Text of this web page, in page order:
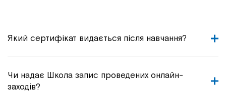
Який сертифікат видається після навчання?
Чи надає Школа запис проведених онлайн-
заходів?